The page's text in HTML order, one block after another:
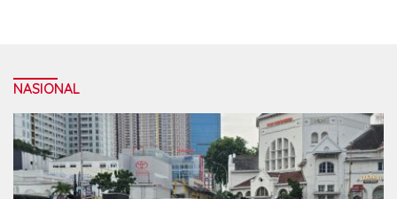
NASIONAL